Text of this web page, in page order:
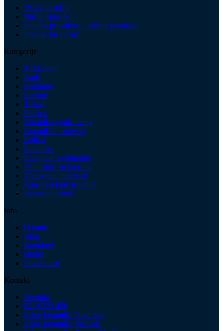
Uslovi prodaje
Način isporuke
Politika privatnosti i zaštita podataka
Prodaja na 12 rata
Kategorije
Tuš kabine
Kade
Sanitarije
Slavine
Tuševi
Pločice
Kupatilska galanterija
Kupatilski nameštaj
Bojleri
Sudopere
Radijatori za kupatilo
Ventilatori za kupatilo
Vodovodni materijal
Kanalizacioni materijal
Rezervni delovi
Info
O nama
Blog
Brendovi
Outlet
Prodavnice
Kontakt
Kontakt
021 6333 450
Salon keramike Novi Sad
Salon keramike Veternik